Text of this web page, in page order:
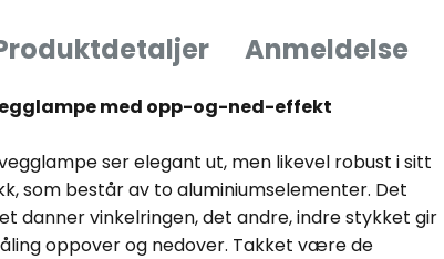
Anmeldelse
med opp-og-ned-effekt
ser elegant ut, men likevel robust i sitt
som består av to aluminiumselementer. Det
danner vinkelringen, det andre, indre stykket gir
oppover og nedover. Takket være de